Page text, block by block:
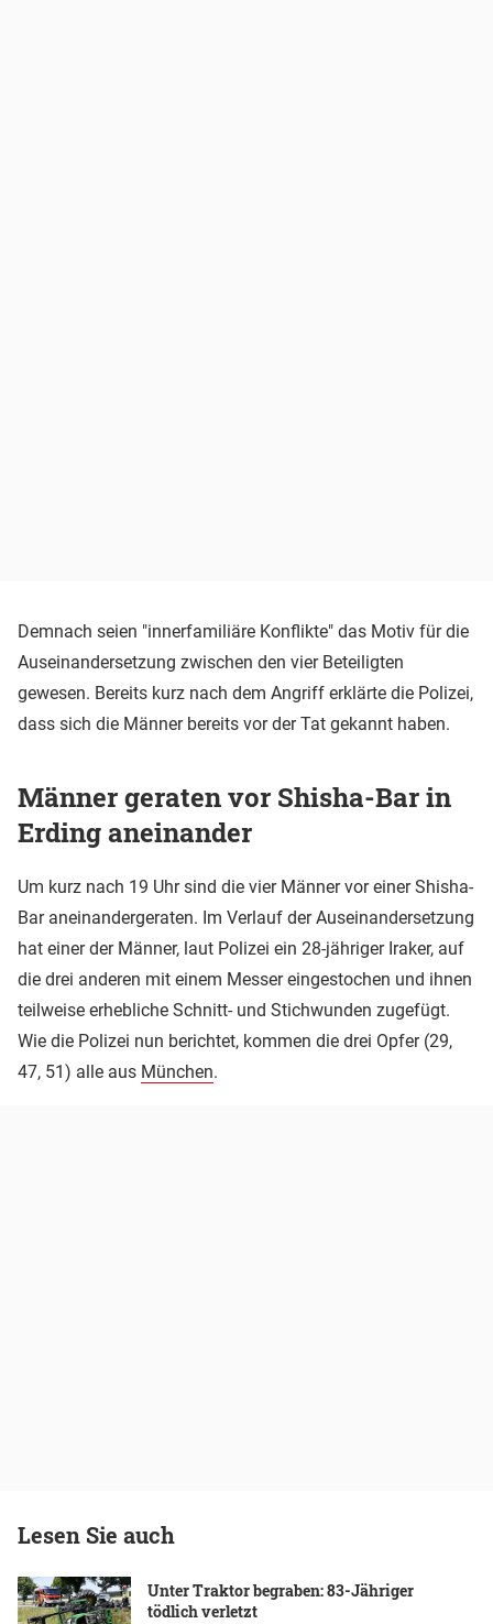
Demnach seien "innerfamiliäre Konflikte" das Motiv für die
Auseinandersetzung zwischen den vier Beteiligten
gewesen. Bereits kurz nach dem Angriff erklärte die Polizei,
dass sich die Männer bereits vor der Tat gekannt haben.
Männer geraten vor Shisha-Bar in
Erding aneinander
Um kurz nach 19 Uhr sind die vier Männer vor einer Shisha-
Bar aneinandergeraten. Im Verlauf der Auseinandersetzung
hat einer der Männer, laut Polizei ein 28-jähriger Iraker, auf
die drei anderen mit einem Messer eingestochen und ihnen
teilweise erhebliche Schnitt- und Stichwunden zugefügt.
Wie die Polizei nun berichtet, kommen die drei Opfer (29,
47, 51) alle aus München.
Lesen Sie auch
Unter Traktor begraben: 83-Jähriger
tödlich verletzt